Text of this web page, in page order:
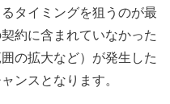
タイミングを狙うのが最
約に含まれていなかった
の拡大など）が発生した
ンスとなります。